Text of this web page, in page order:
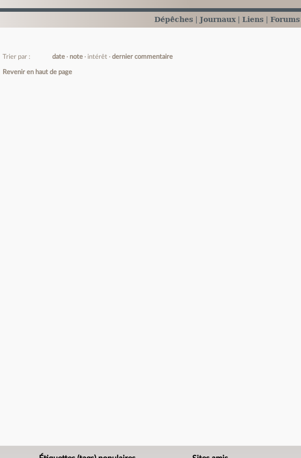
Dépêches Journaux Liens Forums
Trier par : date note intérêt dernier commentaire
Revenir en haut de page